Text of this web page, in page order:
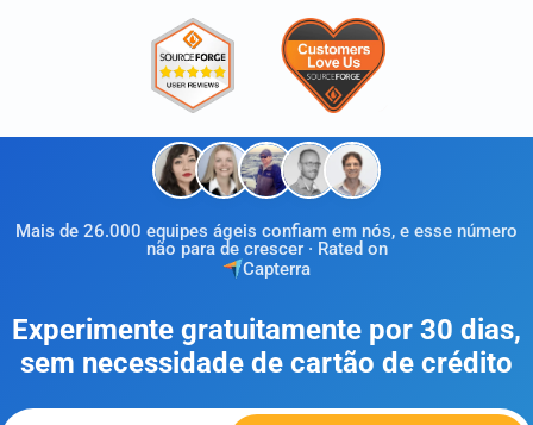
Mais de 26.000 equipes ágeis confiam em nós, e esse número
não para de crescer · Rated on
Capterra
Experimente gratuitamente por 30 dias,
sem necessidade de cartão de crédito